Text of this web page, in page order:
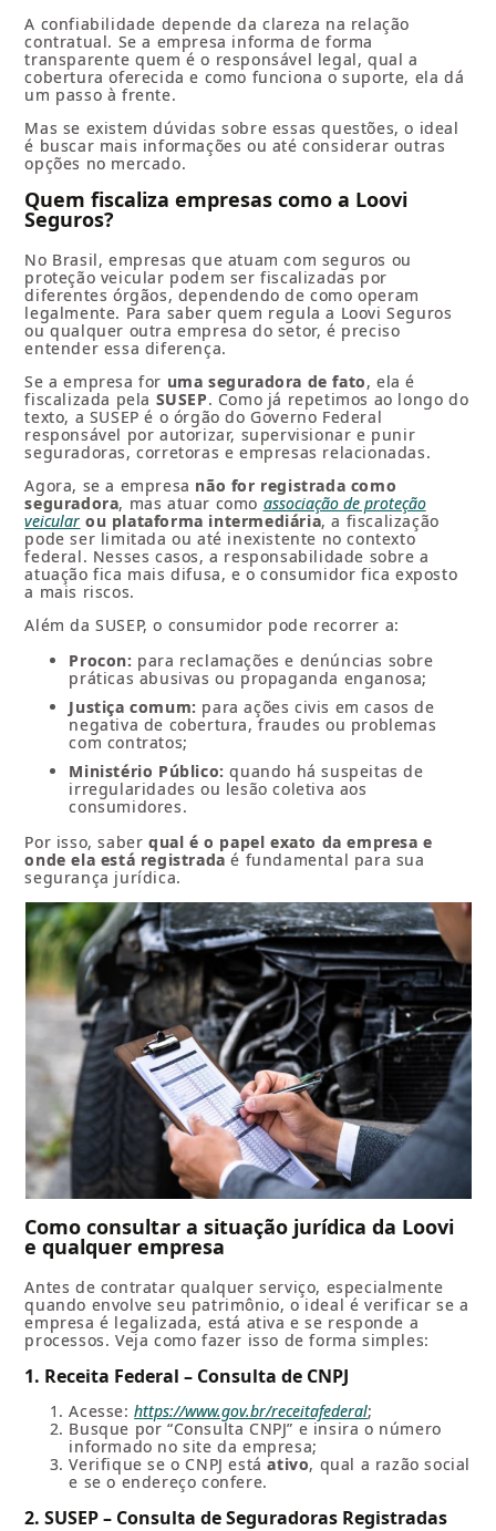
A confiabilidade depende da clareza na relação
contratual. Se a empresa informa de forma
transparente quem é o responsável legal, qual a
cobertura oferecida e como funciona o suporte, ela dá
um passo à frente.
Mas se existem dúvidas sobre essas questões, o ideal
é buscar mais informações ou até considerar outras
opções no mercado.
Quem fiscaliza empresas como a Loovi
Seguros?
No Brasil, empresas que atuam com seguros ou
proteção veicular podem ser fiscalizadas por
diferentes órgãos, dependendo de como operam
legalmente. Para saber quem regula a Loovi Seguros
ou qualquer outra empresa do setor, é preciso
entender essa diferença.
Se a empresa for uma seguradora de fato, ela é
fiscalizada pela SUSEP. Como já repetimos ao longo do
texto, a SUSEP é o órgão do Governo Federal
responsável por autorizar, supervisionar e punir
seguradoras, corretoras e empresas relacionadas.
Agora, se a empresa não for registrada como
seguradora, mas atuar como associação de proteção
veicular ou plataforma intermediária, a fiscalização
pode ser limitada ou até inexistente no contexto
federal. Nesses casos, a responsabilidade sobre a
atuação fica mais difusa, e o consumidor fica exposto
a mais riscos.
Além da SUSEP, o consumidor pode recorrer a:
Procon: para reclamações e denúncias sobre
práticas abusivas ou propaganda enganosa;
Justiça comum: para ações civis em casos de
negativa de cobertura, fraudes ou problemas
com contratos;
Ministério Público: quando há suspeitas de
irregularidades ou lesão coletiva aos
consumidores.
Por isso, saberqual é o papel exato da empresa e
onde ela está registrada é fundamental para sua
segurança jurídica.
Como consultar a situação jurídica da Loovi
e qualquer empresa
Antes de contratar qualquer serviço, especialmente
quando envolve seu patrimônio, o ideal é verificar se a
empresa é legalizada, está ativa e se responde a
processos. Veja como fazer isso de forma simples:
1. Receita Federal – Consulta de CNPJ
Acesse:https://www.gov.br/receitafederal;
Busque por “Consulta CNPJ” e insira o número
informado no site da empresa;
Verifique se o CNPJ estáativo, qual a razão social
e se o endereço confere.
2. SUSEP – Consulta de Seguradoras Registradas